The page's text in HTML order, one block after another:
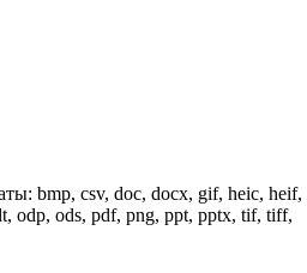
bmp, csv, doc, docx, gif, heic, heif,
odp, ods, pdf, png, ppt, pptx, tif, tiff,